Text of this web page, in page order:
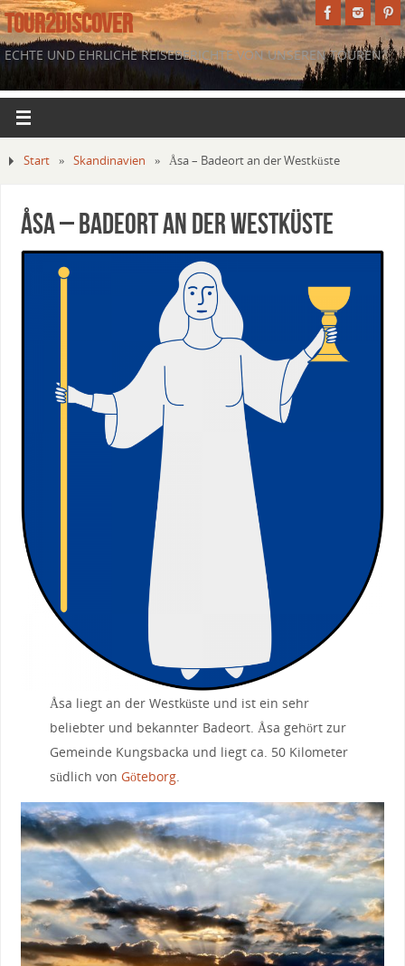
TOUR2DISCOVER
ECHTE UND EHRLICHE REISEBERICHTE VON UNSEREN TOUREN.
Start » Skandinavien » Åsa – Badeort an der Westküste
Åsa – Badeort an der Westküste
Åsa liegt an der Westküste und ist ein sehr
beliebter und bekannter Badeort. Åsa gehört zur
Gemeinde Kungsbacka und liegt ca. 50 Kilometer
südlich von Göteborg.